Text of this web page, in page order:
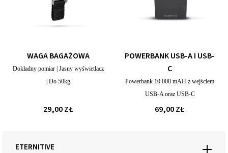
WAGA BAGAŻOWA
Dokładny pomiar | Jasny wyświetlacz
| Do 50kg
29,00 ZŁ
POWERBANK USB-A I USB-
C
Powerbank 10 000 mAH z wejściem
USB-A oraz USB-C
69,00 ZŁ
ETERNITIVE